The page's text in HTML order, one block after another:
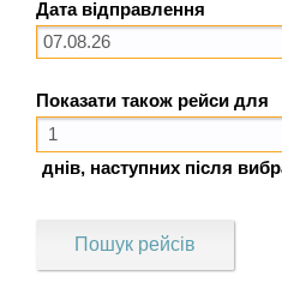
Дата відправлення
Показати також рейси для
днів, наступних після
Пошук рейсів